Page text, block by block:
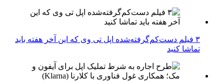
۳ فیلم دست‌کم‌گرفته‌شده اپل تی وی که این آخر هفته باید
تماشا کنید